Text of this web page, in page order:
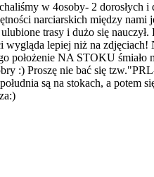
w 4osoby- 2 dorosłych i
narciarskich między nami
ulubione trasy i dużo się
wygląda lepiej niż na zdjęciach!
położenie NA STOKU śmiało
:) Proszę nie bać się
są na stokach, a potem